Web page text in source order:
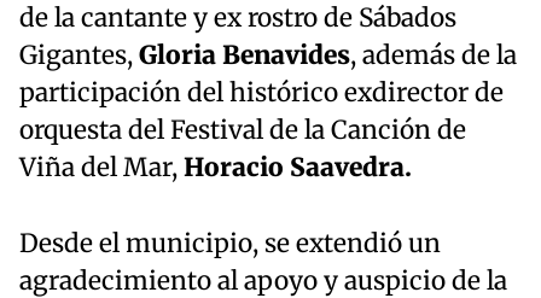
de la cantante y ex rostro de Sábados
Gigantes,Gloria Benavides, además de la
participación del histórico exdirector de
orquesta del Festival de la Canción de
Viña del Mar,Horacio Saavedra.
Desde el municipio, se extendió un
agradecimiento al apoyo y auspicio de la